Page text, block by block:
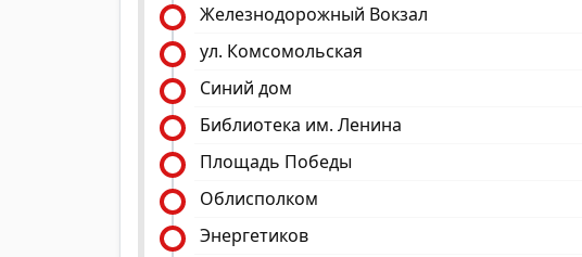
Железнодорожный Вокзал
ул. Комсомольская
Синий дом
Библиотека им. Ленина
Площадь Победы
Облисполком
Энергетиков